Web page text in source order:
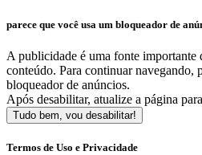
parece que você usa um bloqueador de
A publicidade é uma fonte importante
conteúdo. Para continuar navegando,
bloqueador de anúncios.
Após desabilitar, atualize a página
Tudo bem, vou desabilitar!
Termos de Uso e Privacidade